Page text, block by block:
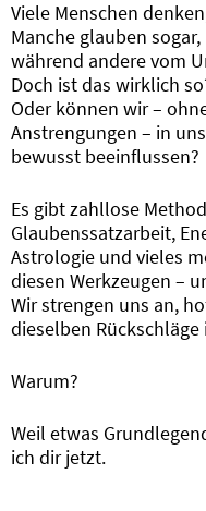
Viele Menschen
Manche glauben
während andere vom
Doch ist das wirklich
Oder können wir –
Anstrengungen – in
bewusst beeinflussen?
Es gibt zahllose
Glaubenssatzarbeit,
Astrologie und vieles
diesen Werkzeugen –
Wir strengen uns an,
dieselben
Warum?
Weil etwas
ich dir jetzt.